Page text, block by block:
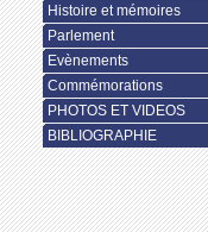
Histoire et mémoires
Parlement
Evènements
Commémorations
PHOTOS ET VIDEOS
BIBLIOGRAPHIE